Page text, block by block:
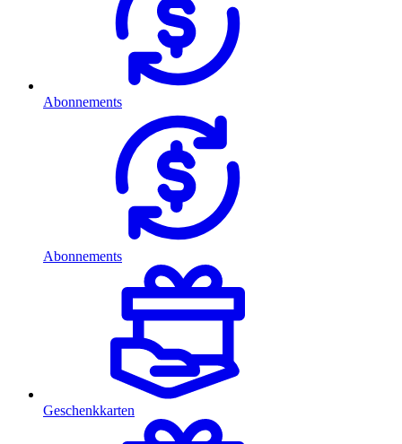
Abonnements
Abonnements
Geschenkkarten